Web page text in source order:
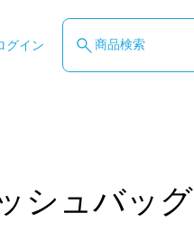
グイン 商品検索
シュバッグ